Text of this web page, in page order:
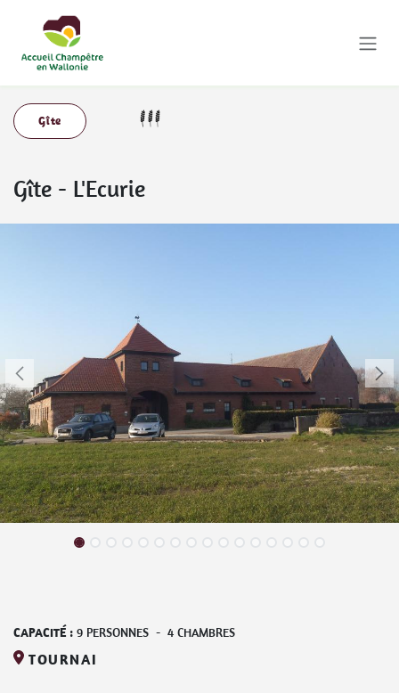
Gîte
Gîte - L'Ecurie
CAPACITÉ : 9 PERSONNES - 4 CHAMBRES
TOURNAI